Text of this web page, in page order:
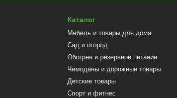
Каталог
Мебель и товары для дома
Сад и огород
Обогрев и резервное питание
Чемоданы и дорожные товары
Детские товары
Спорт и фитнес